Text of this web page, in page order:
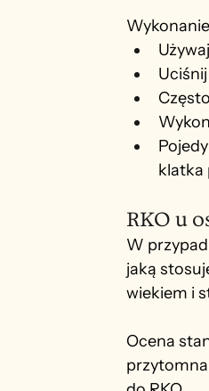
klatka
RKO u
W
jaką
wiekiem i
Ocena